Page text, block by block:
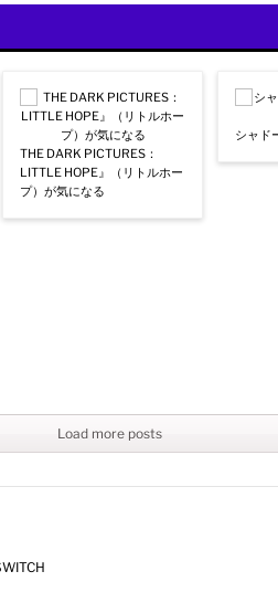
THE DARK PICTURES：
LITTLE HOPE』（リトルホー
プ）が気になる
シャド
Load more posts